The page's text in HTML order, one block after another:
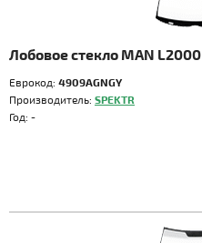
Лобовое стекло MAN L2000
Еврокод: 4909AGNGY
Производитель: SPEKTR
Год: -